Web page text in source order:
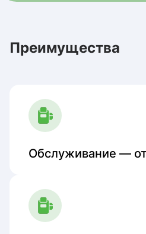
Преимущества
Обслуживание —